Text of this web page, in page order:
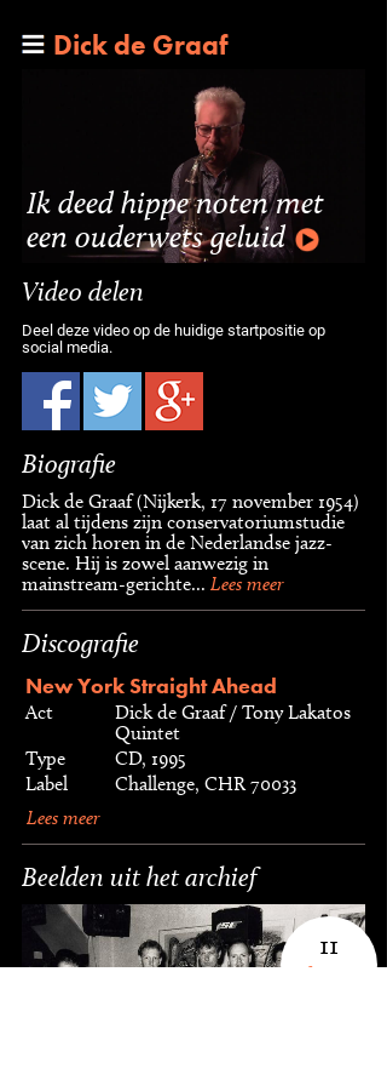
Dick de Graaf
Ik deed hippe noten met
een ouderwets geluid
Video delen
Deel deze video op de huidige startpositie op
social media.
Biografie
Dick de Graaf (Nijkerk, 17 november 1954)
laat al tijdens zijn conservatoriumstudie
van zich horen in de Nederlandse jazz-
scene. Hij is zowel aanwezig in
mainstream-gerichte... Lees meer
Discografie
New York Straight Ahead
Act
Dick de Graaf / Tony Lakatos
Quintet
Type
CD, 1995
Label
Challenge, CHR 70033
Lees meer
Beelden uit het archief
11
foto's